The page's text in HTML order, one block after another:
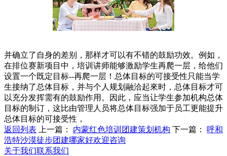
并确立了自身的差别，那样才可以有不错的鼓励功效。例如，
在排位赛新项目中，培训讲师能够激励学生再爬一层，给他们
设置一个既定目标--再爬一层！总体目标的可接受性只能当学
生接纳了总体目标，并与个人规划融洽起來时，总体目标才可
以充分发挥需有的鼓励作用。因此，应当让学生参加机构总体
目标的制订，这比由管理人员将总体目标强加于员工更能提升
总体目标的可接受性，
返回列表
上一篇： 内蒙红色培训团建策划机构 下一篇： 呼和
浩特沙漠徒步团建哪家好欢迎咨询
关于我们联系我们